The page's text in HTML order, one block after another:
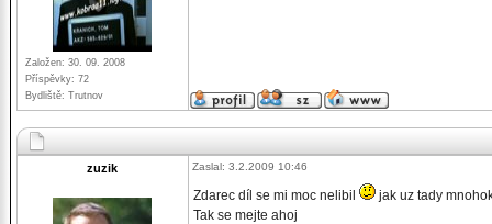
Založen: 30. 09. 2008
Příspěvky: 72
Bydliště: Trutnov
zuzik Zaslal: 3.2.2009 10:46
Zdarec díl se mi moc nelibil
jak uz tady
Tak se mejte ahoj